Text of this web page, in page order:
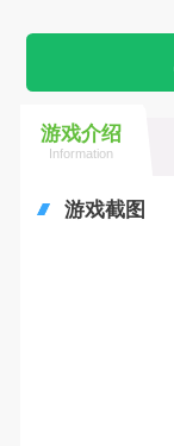
游戏介绍
Information
游戏截图